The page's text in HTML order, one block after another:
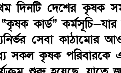
দিনটি দেশের কৃষক
“কৃষক কার্ড”
সেবা কাঠামোর
সকল কৃষক